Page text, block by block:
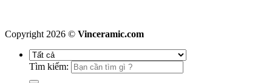
Copyright 2026 © Vinceramic.com
Tìm kiếm: